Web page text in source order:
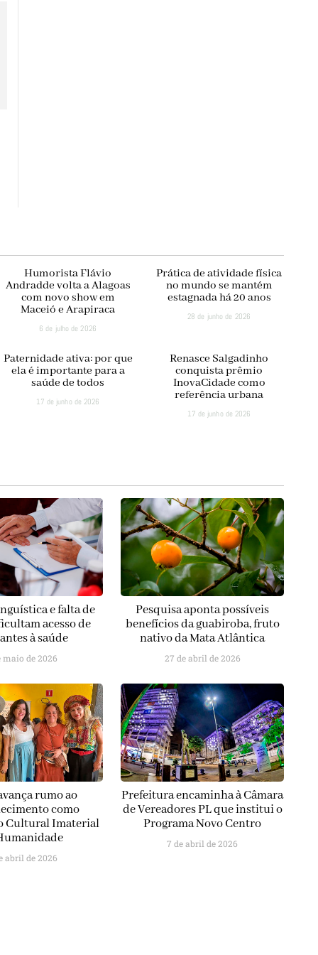
Humorista Flávio
Andradde volta a Alagoas
com novo show em
Maceió e Arapiraca
6 de julho de 2026
Prática de atividade física
no mundo se mantém
estagnada há 20 anos
28 de junho de 2026
Paternidade ativa: por que
ela é importante para a
saúde de todos
17 de junho de 2026
Renasce Salgadinho
conquista prêmio
InovaCidade como
referência urbana
17 de junho de 2026
e falta de
acesso de
à saúde
maio de 2026
Pesquisa aponta possíveis
benefícios da guabiroba, fruto
nativo da Mata Atlântica
27 de abril de 2026
rumo ao
como
Cultural Imaterial
abril de 2026
Prefeitura encaminha à Câmara
de Vereadores PL que institui o
Programa Novo Centro
7 de abril de 2026